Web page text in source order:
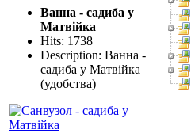
Ванна - садиба у
Матвійка
Hits: 1738
Description: Ванна -
садиба у Матвійка
(удобства)